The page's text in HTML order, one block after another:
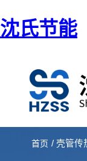
沈氏节能
首页 / 壳管传